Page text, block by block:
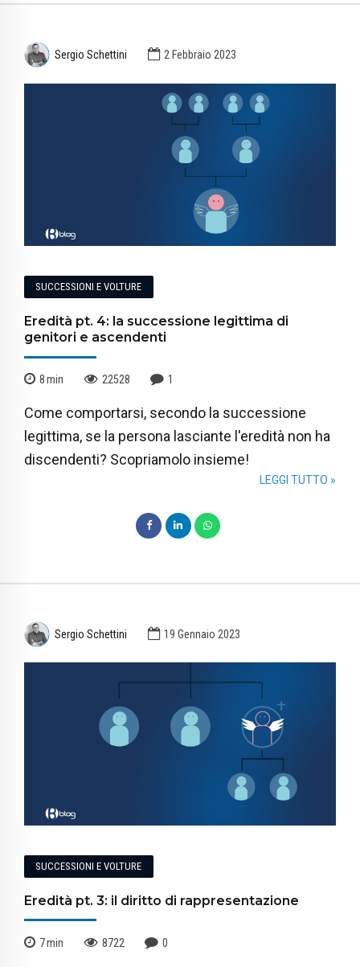
Sergio Schettini 2 Febbraio 2023
SUCCESSIONI E VOLTURE
Eredità pt. 4: la successione legittima di
genitori e ascendenti
8min 22528 1
Come comportarsi, secondo la successione
legittima, se la persona lasciante l'eredità non ha
discendenti? Scopriamolo insieme!
LEGGI TUTTO »
Sergio Schettini 19 Gennaio 2023
SUCCESSIONI E VOLTURE
Eredità pt. 3: il diritto di rappresentazione
7min 8722 0